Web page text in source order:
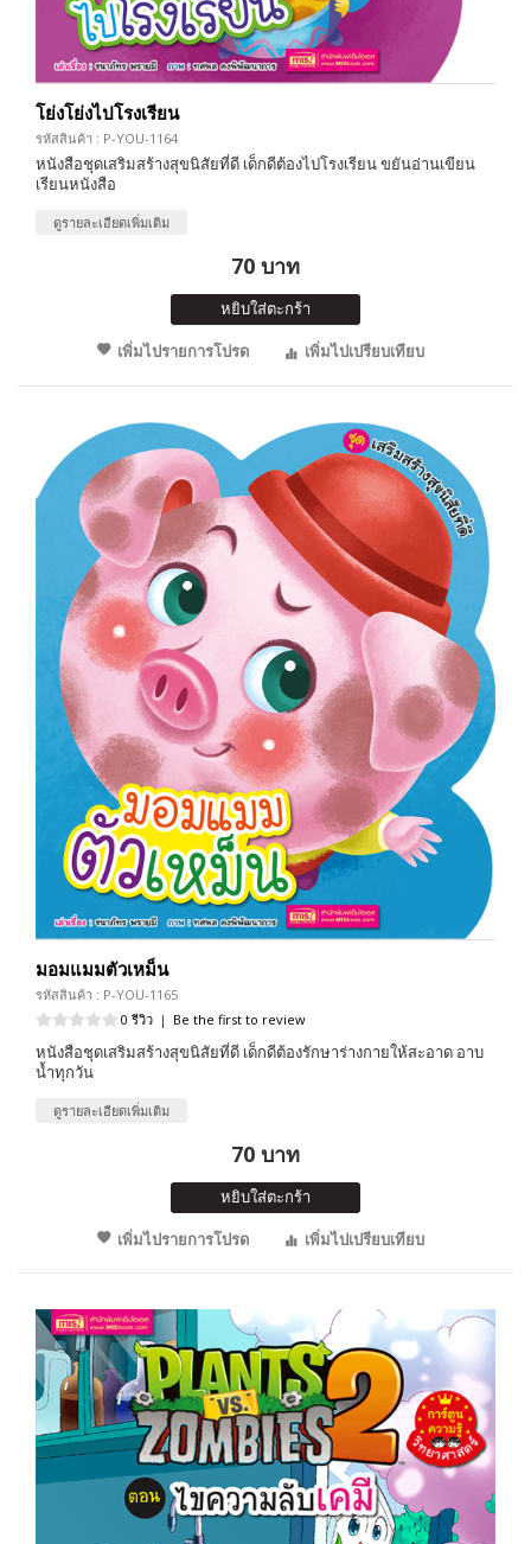
โย่งโย่งไปโรงเรียน
รหัสสินค้า : P-YOU-1164
หนังสือชุดเสริมสร้างสุขนิสัยที่ดี เด็กดีต้องไปโรงเรียน ขยันอ่านเขียน
เรียนหนังสือ
ดูรายละเอียดเพิ่มเติม
70 บาท
หยิบใส่ตะกร้า
เพิ่มไปรายการโปรด
เพิ่มไปเปรียบเทียบ
มอมแมมตัวเหม็น
รหัสสินค้า : P-YOU-1165
0 รีวิว | Be the first to review
หนังสือชุดเสริมสร้างสุขนิสัยที่ดี เด็กดีต้องรักษาร่างกายให้สะอาด อาบ
น้ำทุกวัน
ดูรายละเอียดเพิ่มเติม
70 บาท
หยิบใส่ตะกร้า
เพิ่มไปรายการโปรด
เพิ่มไปเปรียบเทียบ